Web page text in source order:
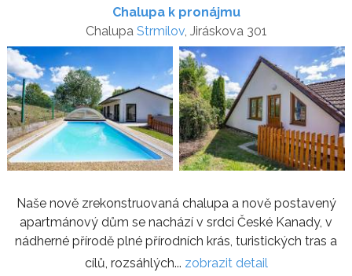
Chalupa k pronájmu
Chalupa Strmilov, Jiráskova 301
Naše nově zrekonstruovaná chalupa a nově postavený
apartmánový dům se nachází v srdci České Kanady, v
nádherné přírodě plné přírodních krás, turistických tras a
cílů, rozsáhlých... zobrazit detail